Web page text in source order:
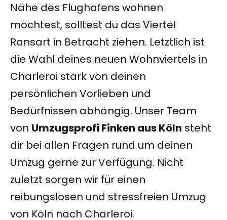
Nähe des Flughafens wohnen
möchtest, solltest du das Viertel
Ransart in Betracht ziehen. Letztlich ist
die Wahl deines neuen Wohnviertels in
Charleroi stark von deinen
persönlichen Vorlieben und
Bedürfnissen abhängig. Unser Team
von Umzugsprofi Finken aus Köln steht
dir bei allen Fragen rund um deinen
Umzug gerne zur Verfügung. Nicht
zuletzt sorgen wir für einen
reibungslosen und stressfreien Umzug
von Köln nach Charleroi.